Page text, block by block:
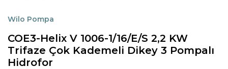
Wilo Pompa
COE3-Helix V 1006-1/16/E/S 2,2 KW
Trifaze Çok Kademeli Dikey 3 Pompalı
Hidrofor